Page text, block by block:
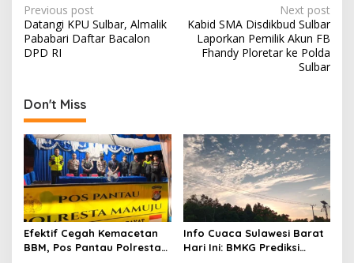
P
o
s
n
a
v
i
g
a
t
i
Previous post
Datangi KPU Sulbar, Almalik
Pababari Daftar Bacalon
DPD RI
Next post
Kabid SMA Disdikbud Sulbar
Laporkan Pemilik Akun FB
Fhandy Ploretar ke Polda
Sulbar
Don't Miss
Efektif Cegah Kemacetan
BBM, Pos Pantau Polresta
Info Cuaca Sulawesi Barat
Hari Ini: BMKG Prediksi